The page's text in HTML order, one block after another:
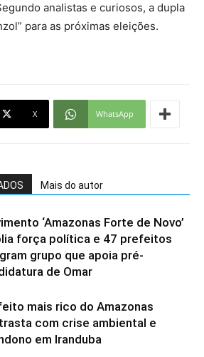
analistas e curiosos, a dupla
para as próximas eleições.
X WhatsApp
Mais do autor
‘Amazonas Forte de Novo’
força política e 47 prefeitos
grupo que apoia pré-
de Omar
mais rico do Amazonas
com crise ambiental e
em Iranduba